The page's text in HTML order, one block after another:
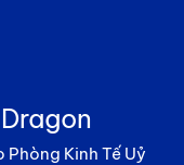
Kinh Tế Uỷ